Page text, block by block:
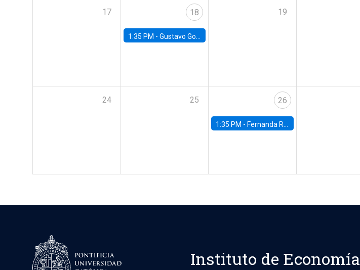
17 18
1:35 PM - Gustavo González, Banco Central de Chile
19
24 25 26
1:35 PM - Fernanda Rojas Ampuero, University of Wisconsin-Madison
Instituto de Economía